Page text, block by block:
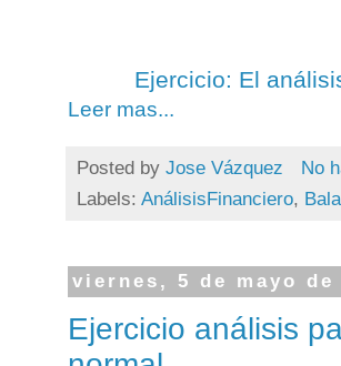
Ejercicio: El
Leer mas...
Posted by Jose Vázquez
No
Labels: AnálisisFinanciero,
viernes, 5 de mayo de
Ejercicio análisis